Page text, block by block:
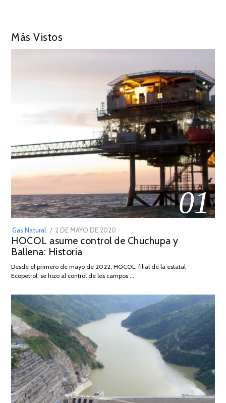
Más Vistos
01
Gas Natural
POSTED
ON
2 DE MAYO DE 2020
DE
2026
HOCOL asume control de Chuchupa y
Ballena: Historia
Desde el primero de mayo de 2022, HOCOL, filial de la estatal
Ecopetrol, se hizo al control de los campos …